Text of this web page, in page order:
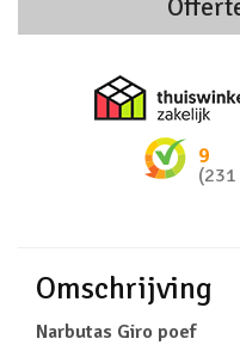
9
Omschrijving
Narbutas Giro poef